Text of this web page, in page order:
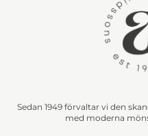
Sedan 1949 förvaltar vi den
med moderna